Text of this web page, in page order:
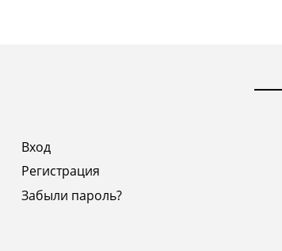
Вход
Регистрация
Забыли пароль?